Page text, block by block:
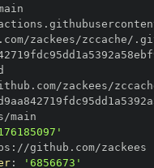
zackees/zccache/
:
: '6856673'